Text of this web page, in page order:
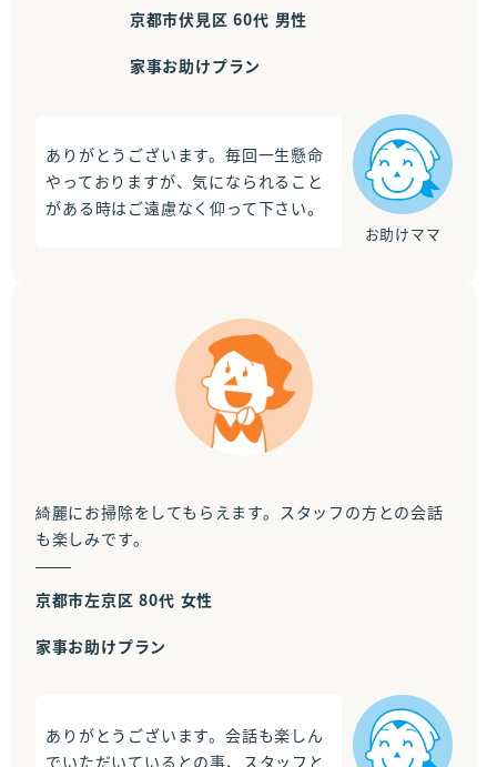
京都市伏見区 60代 男性
家事お助けプラン
お助けママ
ありがとうございます。毎回一生懸命
やっておりますが、気になられること
がある時はご遠慮なく仰って下さい。
綺麗にお掃除をしてもらえます。スタッフの方との会話
も楽しみです。
京都市左京区 80代 女性
家事お助けプラン
ありがとうございます。会話も楽しん
でいただいているとの事、スタッフと